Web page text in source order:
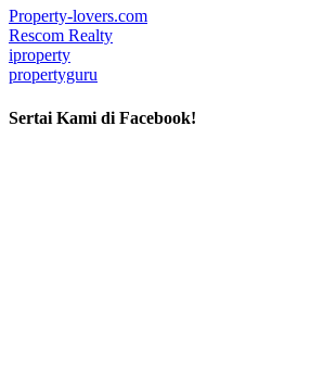
Property-lovers.com
Rescom Realty
iproperty
propertyguru
Sertai Kami di Facebook!